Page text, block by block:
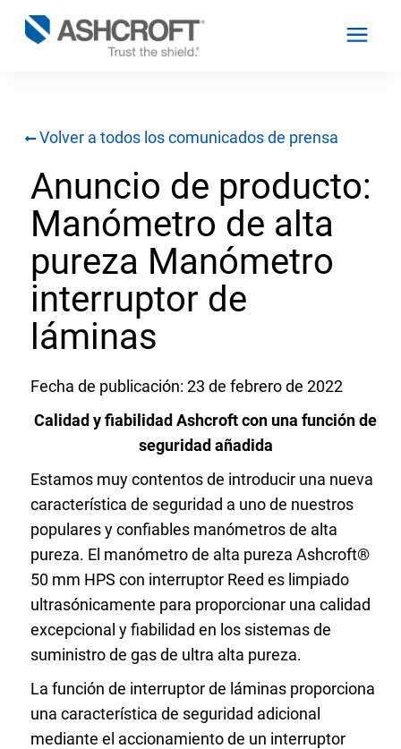
Español
Productos
Recursos
Seleccione una zona geográfica
Inicio de sesión
Carreras profesionales
Póngase en contacto
Solicitar cotización
Volver a todos los comunicados de prensa
Anuncio de producto:
Manómetro de alta
pureza Manómetro
interruptor de
láminas
Fecha de publicación: 23 de febrero de 2022
Calidad y fiabilidad Ashcroft con una función de
seguridad añadida
Estamos muy contentos de introducir una nueva
característica de seguridad a uno de nuestros
populares y confiables manómetros de alta
pureza. El manómetro de alta pureza Ashcroft®
50 mm HPS con interruptor Reed es limpiado
ultrasónicamente para proporcionar una calidad
excepcional y fiabilidad en los sistemas de
suministro de gas de ultra alta pureza.
La función de interruptor de láminas proporciona
una característica de seguridad adicional
mediante el accionamiento de un interruptor